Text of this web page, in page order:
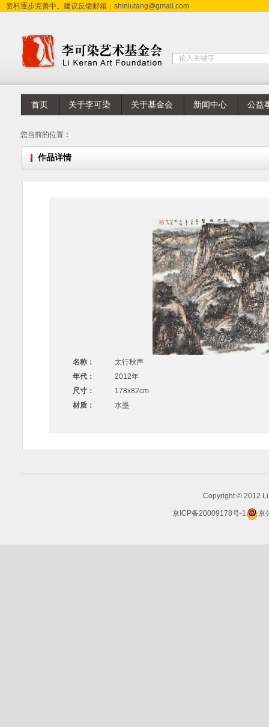
资料逐步完善中。建议反馈邮箱：shiniutang@gmail.com
首页 关于李可染 关于基金会 新闻中心 公益
您当前的位置：
作品详情
名称：
太行秋声
年代：
2012年
尺寸：
178x82cm
材质：
水墨
Copyright © 2012
京ICP备20009178号-1 京